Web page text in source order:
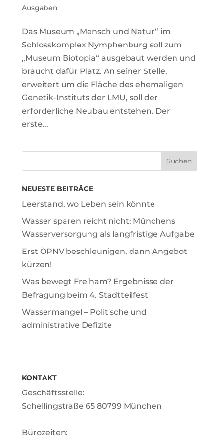
Ausgaben
Das Museum „Mensch und Natur“ im
Schlosskomplex Nymphenburg soll zum
„Museum Biotopia“ ausgebaut werden und
braucht dafür Platz. An seiner Stelle,
erweitert um die Fläche des ehemaligen
Genetik-Instituts der LMU, soll der
erforderliche Neubau entstehen. Der
erste...
NEUESTE BEITRÄGE
Leerstand, wo Leben sein könnte
Wasser sparen reicht nicht: Münchens
Wasserversorgung als langfristige Aufgabe
Erst ÖPNV beschleunigen, dann Angebot
kürzen!
Was bewegt Freiham? Ergebnisse der
Befragung beim 4. Stadtteilfest
Wassermangel – Politische und
administrative Defizite
KONTAKT
Geschäftsstelle:
Schellingstraße 65 80799 München
Bürozeiten: